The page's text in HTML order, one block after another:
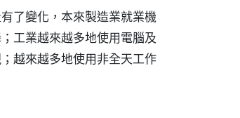
了變化，本來製造業就業機
工業越來越多地使用電腦及
越來越多地使用非全天工作